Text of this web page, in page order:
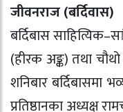
जीवनराज (बर्दिवास)
बर्दिबास
(हीरक अङ्क) तथा
शनिबार बर्दिबासमा
प्रतिष्ठानका अध्यक्ष